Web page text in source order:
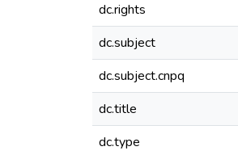
dc.rights
dc.subject
dc.subject.cnpq
dc.title
dc.type